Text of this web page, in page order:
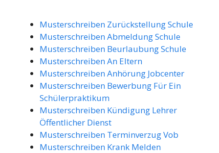
Musterschreiben Zurückstellung Schule
Musterschreiben Abmeldung Schule
Musterschreiben Beurlaubung Schule
Musterschreiben An Eltern
Musterschreiben Anhörung Jobcenter
Musterschreiben Bewerbung Für Ein
Schülerpraktikum
Musterschreiben Kündigung Lehrer
Öffentlicher Dienst
Musterschreiben Terminverzug Vob
Musterschreiben Krank Melden